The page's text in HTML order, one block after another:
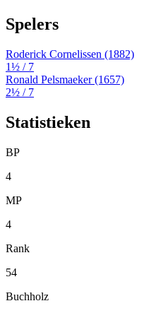
Spelers
Roderick Cornelissen (1882)
1½ / 7
Ronald Pelsmaeker(1657)
2½ / 7
Statistieken
BP
4
MP
4
Rank
54
Buchholz